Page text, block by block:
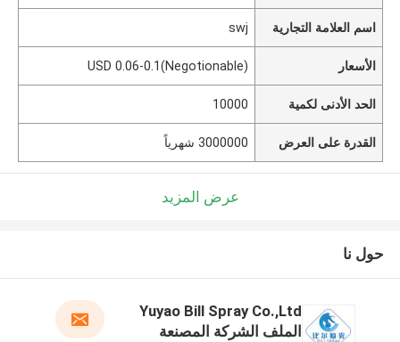
اسم العلامة التجارية swj
الأسعار USD 0.06-0.1(Negotionable)
الحد الأدنى لكمية 10000
القدرة على العرض 3000000 شهرياً
عرض المزيد
حول نا
Yuyao Bill Spray Co.,Ltd
الملف الشركة المصنعة